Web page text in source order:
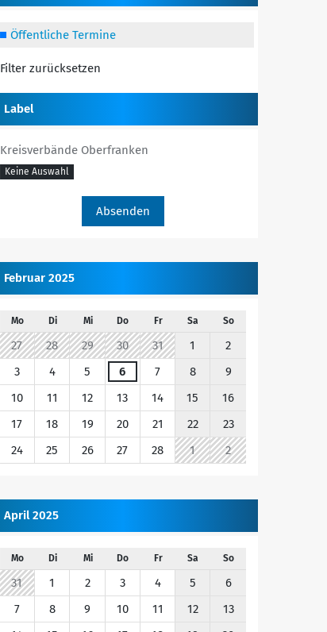
Öffentliche Termine
Filter zurücksetzen
Label
Kreisverbände Oberfranken
Keine Auswahl
Februar 2025
Mo Di Mi Do Fr Sa So
27 28 29 30 31 1
2
3
4 5 6 7 8
9
10
11 12 13 14 15
16
17
18 19 20 21 22
23
24
25 26 27 28 1 2
April 2025
Mo Di Mi Do Fr Sa So
31 1 2 3 4 5
6
7
8 9 10 11 12
13